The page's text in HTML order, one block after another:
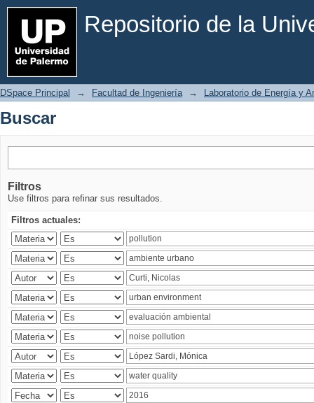
Repositorio de la
Buscar
DSpace Principal → Facultad de Ingeniería → Laboratorio de Energía y
Buscar
Filtros
Use filtros para refinar sus resultados.
Filtros actuales: